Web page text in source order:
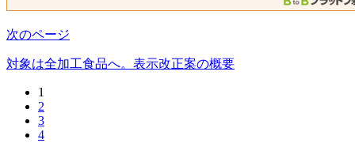
次のページ
対象は全加工食品へ。表示改正案の概要
1
2
3
4